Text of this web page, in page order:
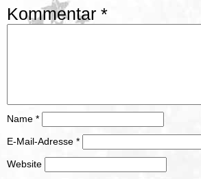
Kommentar *
Name *
E-Mail-Adresse *
Website